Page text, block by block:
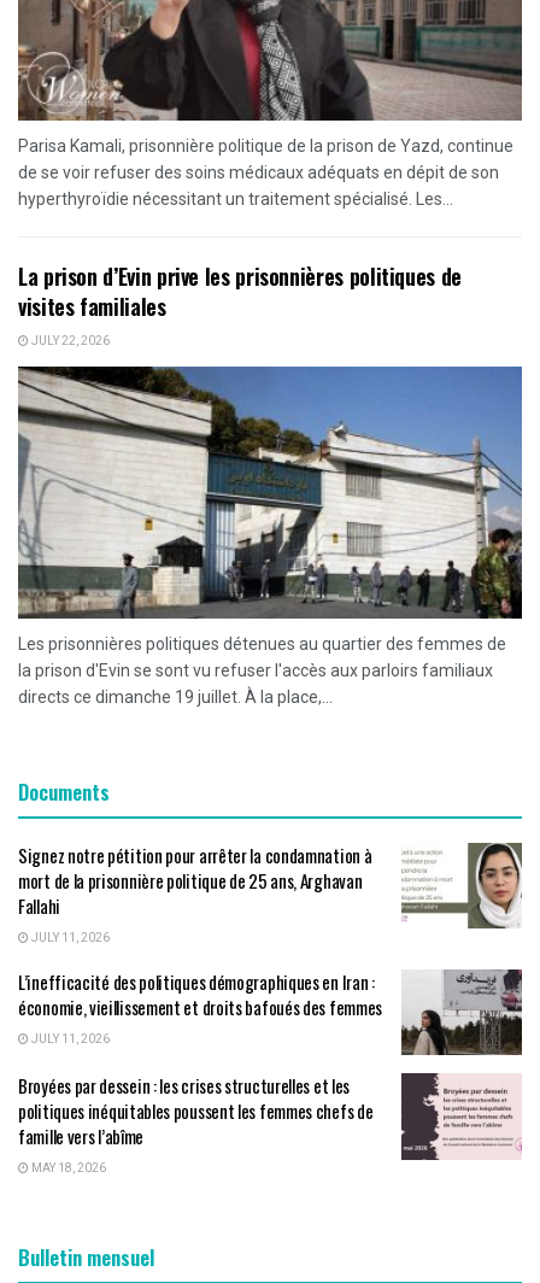
Parisa Kamali, prisonnière politique de la prison de Yazd, continue
de se voir refuser des soins médicaux adéquats en dépit de son
hyperthyroïdie nécessitant un traitement spécialisé. Les...
La prison d’Evin prive les prisonnières politiques de
visites familiales
JULY 22, 2026
Les prisonnières politiques détenues au quartier des femmes de
la prison d'Evin se sont vu refuser l'accès aux parloirs familiaux
directs ce dimanche 19 juillet. À la place,...
Documents
Signez notre pétition pour arrêter la condamnation à
mort de la prisonnière politique de 25 ans, Arghavan
Fallahi
JULY 11, 2026
L’inefficacité des politiques démographiques en Iran :
économie, vieillissement et droits bafoués des femmes
JULY 11, 2026
Broyées par dessein : les crises structurelles et les
politiques inéquitables poussent les femmes chefs de
famille vers l’abîme
MAY 18, 2026
Bulletin mensuel